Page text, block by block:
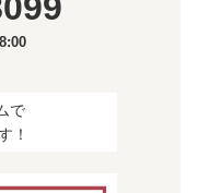
で
！